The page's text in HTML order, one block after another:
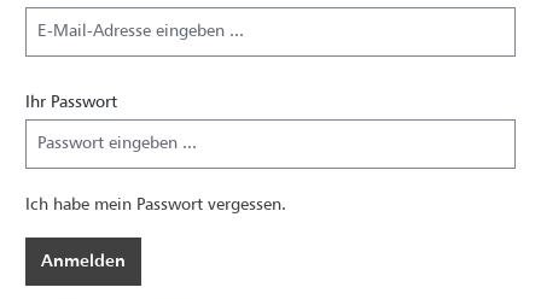
Ihr Passwort
Ich habe mein Passwort vergessen.
Anmelden